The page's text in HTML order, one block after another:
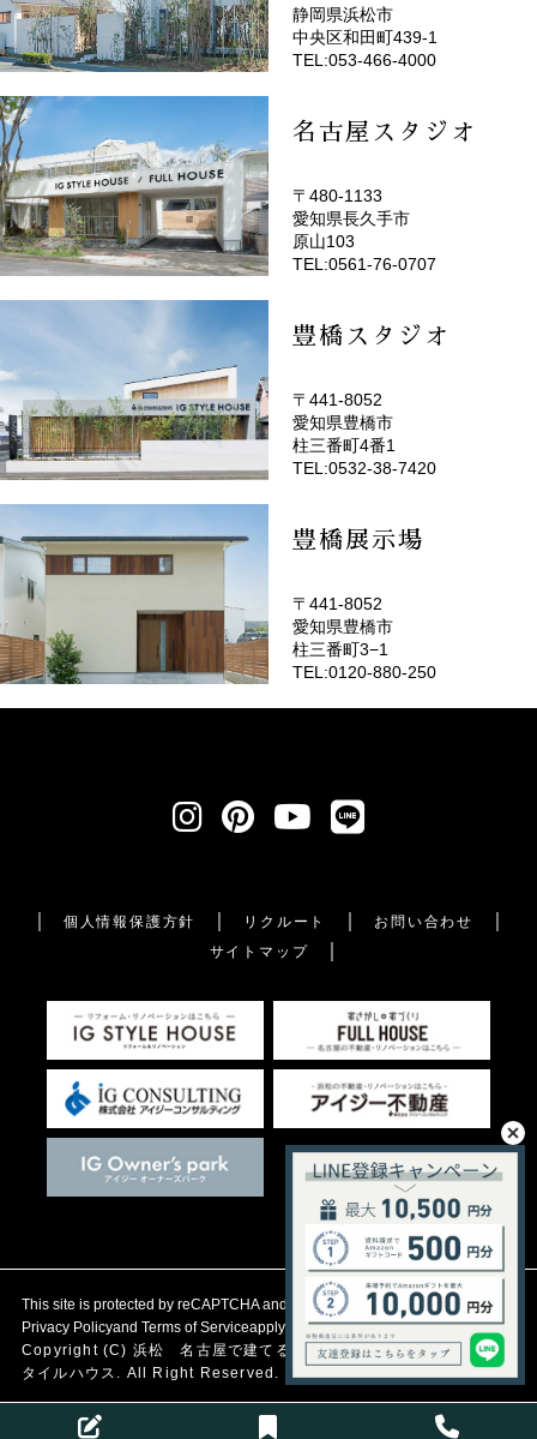
(EMOTOP浜松)
静岡県浜松市
中央区和田町439-1
TEL:053-466-4000
名古屋スタジオ
(EMOTOP名古屋)
〒480-1133
愛知県長久手市
原山103
TEL:0561-76-0707
豊橋スタジオ
(EMOTOP豊橋)
〒441-8052
愛知県豊橋市
柱三番町4番1
TEL:0532-38-7420
豊橋展示場
〒441-8052
愛知県豊橋市
柱三番町3−1
TEL:0120-880-250
個人情報保護方針 リクルート
お問い合わせ
サイトマップ
This site is protected by reCAPTCHA and the Google
Privacy Policyand Terms of Serviceapply.
Copyright (C) 浜松 名古屋で建てる自然素材の注文住宅アイジース
タイルハウス. All Right Reserved.